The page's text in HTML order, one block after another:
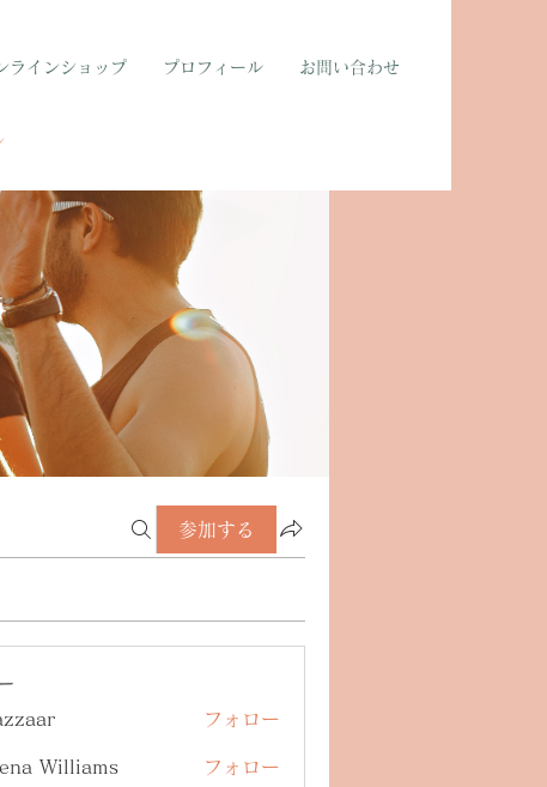
ラインショップ プロフィール お問い合わせ
参加する
フォロー
Williams フォロー